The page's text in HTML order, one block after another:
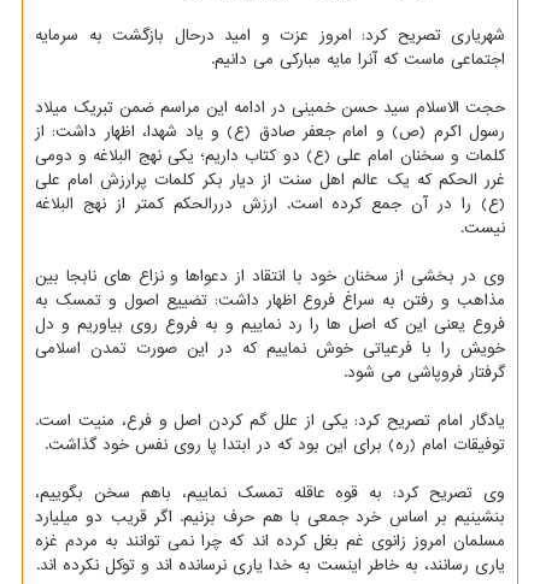
شهریاری تصریح کرد: امروز عزت و امید درحال بازگشت به سرمایه
اجتماعی ماست که آنرا مایه مبارکی می دانیم.
حجت الاسلام سید حسن خمینی در ادامه این مراسم ضمن تبریک میلاد
رسول اکرم (ص) و امام جعفر صادق (ع) و یاد شهدا، اظهار داشت: از
کلمات و سخنان امام علی (ع) دو کتاب داریم؛ یکی نهج البلاغه و دومی
غرر الحکم که یک عالم اهل سنت از دیار بکر کلمات پرارزش امام علی
(ع) را در آن جمع کرده است. ارزش دررالحکم کمتر از نهج البلاغه
نیست.
وی در بخشی از سخنان خود با انتقاد از دعواها و نزاع های نابجا بین
مذاهب و رفتن به سراغ فروع اظهار داشت: تضییع اصول و تمسک به
فروع یعنی این که اصل ها را رد نماییم و به فروع روی بیاوریم و دل
خویش را با فرعیاتی خوش نماییم که در این صورت تمدن اسلامی
گرفتار فروپاشی می شود.
یادگار امام تصریح کرد: یکی از علل گم کردن اصل و فرع، منیت است.
توفیقات امام (ره) برای این بود که در ابتدا پا روی نفس خود گذاشت.
وی تصریح کرد: به قوه عاقله تمسک نماییم، باهم سخن بگوییم،
بنشینیم بر اساس خرد جمعی با هم حرف بزنیم. اگر قریب دو میلیارد
مسلمان امروز زانوی غم بغل کرده اند که چرا نمی توانند به مردم غزه
یاری رسانند، به خاطر اینست به خدا یاری نرسانده اند و توکل نکرده اند.